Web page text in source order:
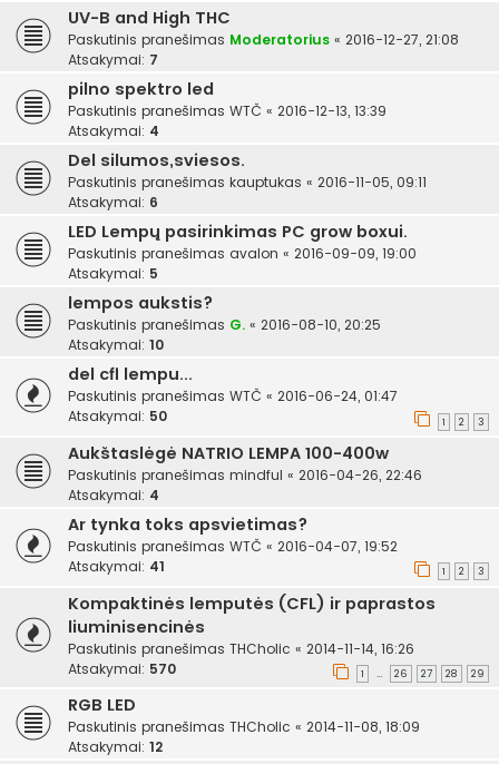
UV-B and High THC
Paskutinis pranešimas Moderatorius « 2016-12-27, 21:08
Atsakymai: 7
pilno spektro led
Paskutinis pranešimas WTČ « 2016-12-13, 13:39
Atsakymai: 4
Del silumos,sviesos.
Paskutinis pranešimas kauptukas « 2016-11-05, 09:11
Atsakymai: 6
LED Lempų pasirinkimas PC grow boxui.
Paskutinis pranešimas avalon « 2016-09-09, 19:00
Atsakymai: 5
lempos aukstis?
Paskutinis pranešimas G. « 2016-08-10, 20:25
Atsakymai: 10
del cfl lempu...
Paskutinis pranešimas WTČ « 2016-06-24, 01:47
Atsakymai: 50 1 2 3
Aukštaslėgė NATRIO LEMPA 100-400w
Paskutinis pranešimas mindful « 2016-04-26, 22:46
Atsakymai: 4
Ar tynka toks apsvietimas?
Paskutinis pranešimas WTČ « 2016-04-07, 19:52
Atsakymai: 41 1 2 3
Kompaktinės lemputės (CFL) ir paprastos
liuminisencinės
Paskutinis pranešimas THCholic « 2014-11-14, 16:26
Atsakymai: 570 1 … 26 27 28 29
RGB LED
Paskutinis pranešimas THCholic « 2014-11-08, 18:09
Atsakymai: 12